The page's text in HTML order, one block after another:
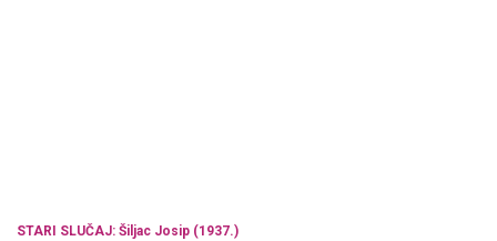
STARI SLUČAJ: Šiljac Josip (1937.)